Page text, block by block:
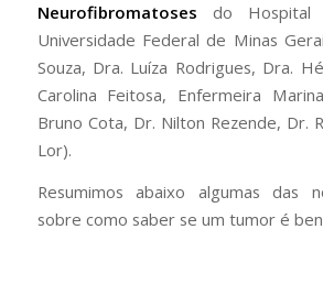
Neurofibromatoses do Hospital
Universidade Federal de Minas
Souza, Dra. Luíza Rodrigues, Dra.
Carolina Feitosa, Enfermeira
Bruno Cota, Dr. Nilton Rezende, Dr.
Lor).
Resumimos abaixo algumas das
sobre como saber se um tumor é